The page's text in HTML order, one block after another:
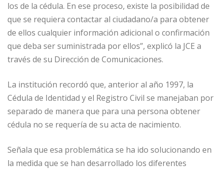
los de la cédula. En ese proceso, existe la posibilidad de
que se requiera contactar al ciudadano/a para obtener
de ellos cualquier información adicional o confirmación
que deba ser suministrada por ellos”, explicó la JCE a
través de su Dirección de Comunicaciones.
La institución recordó que, anterior al año 1997, la
Cédula de Identidad y el Registro Civil se manejaban por
separado de manera que para una persona obtener
cédula no se requería de su acta de nacimiento.
Señala que esa problemática se ha ido solucionando en
la medida que se han desarrollado los diferentes